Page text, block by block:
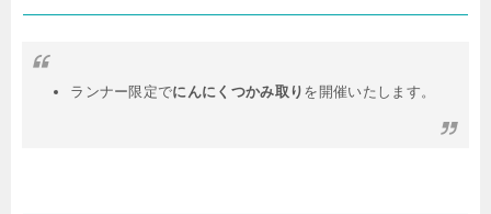
ランナー限定でにんにくつかみ取り を開催いたします。